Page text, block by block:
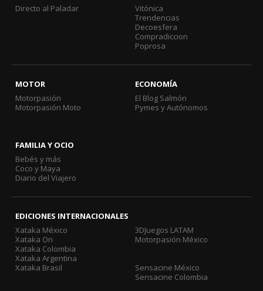
Directo al Paladar
Vitónica
Trendencias
Decoesfera
Compradiccion
Poprosa
MOTOR
Motorpasión
Motorpasión Moto
ECONOMÍA
El Blog Salmón
Pymes y Autónomos
FAMILIA Y OCIO
Bebés y más
Coco y Maya
Diario del Viajero
EDICIONES INTERNACIONALES
Xataka México
Xataka On
Xataka Colombia
Xataka Argentina
Xataka Brasil
3DJuegos LATAM
Motorpasión México
Sensacine México
Sensacine Colombia